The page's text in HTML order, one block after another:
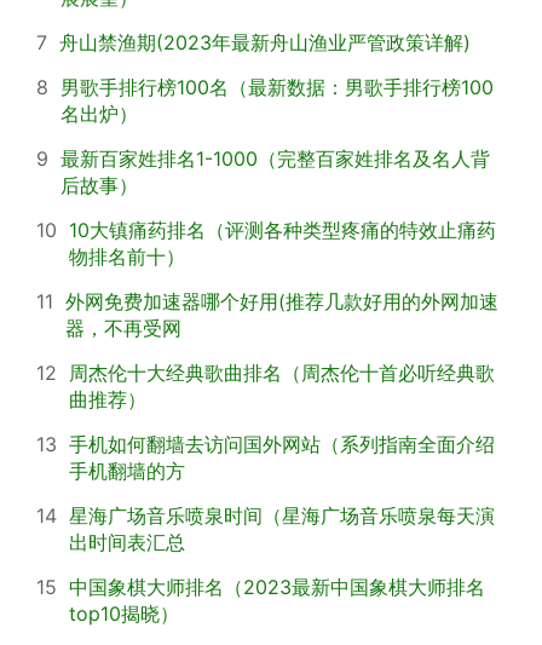
7 舟山禁渔期(2023年最新舟山渔业严管政策详解)
8 男歌手排行榜100名（最新数据：男歌手排行榜100
名出炉）
9 最新百家姓排名1-1000（完整百家姓排名及名人背
后故事）
10 10大镇痛药排名（评测各种类型疼痛的特效止痛药
物排名前十）
11 外网免费加速器哪个好用(推荐几款好用的外网加速
器，不再受网
12 周杰伦十大经典歌曲排名（周杰伦十首必听经典歌
曲推荐）
13 手机如何翻墙去访问国外网站（系列指南全面介绍
手机翻墙的方
14 星海广场音乐喷泉时间（星海广场音乐喷泉每天演
出时间表汇总
15 中国象棋大师排名（2023最新中国象棋大师排名
top10揭晓）